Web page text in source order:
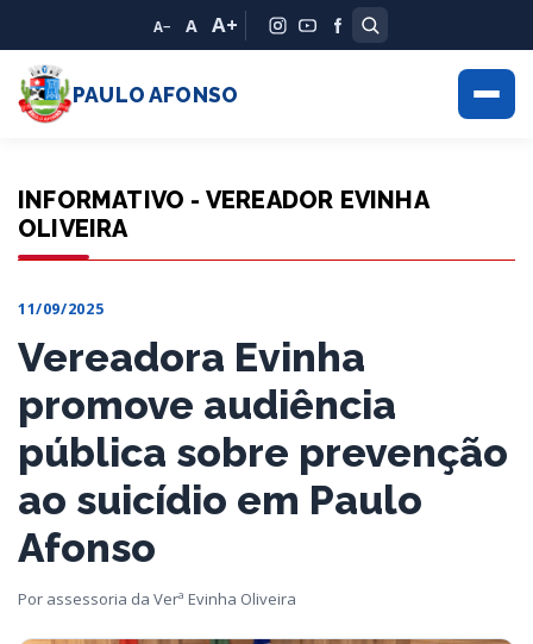
A− A A+
PAULO AFONSO
INFORMATIVO - VEREADOR EVINHA
OLIVEIRA
11/09/2025
Vereadora Evinha
promove audiência
pública sobre prevenção
ao suicídio em Paulo
Afonso
Por assessoria da Verª Evinha Oliveira